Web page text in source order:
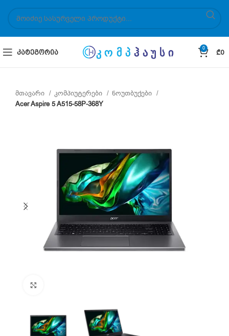
ᲙᲐᲢᲔᲒᲝᲠᲘᲐ
0
₾0
მთავარი კომპიუტერები
ნოუთბუქები
Acer Aspire 5 A515-58P-368Y